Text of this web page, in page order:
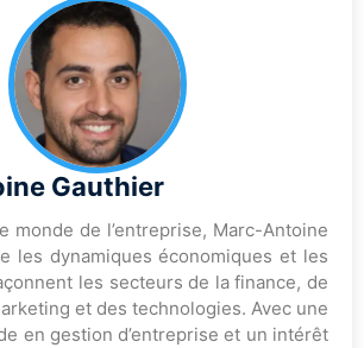
Gauthier
monde de l’entreprise, Marc-Antoine
les dynamiques économiques et les
les secteurs de la finance, de
et des technologies. Avec une
en gestion d’entreprise et un intérêt